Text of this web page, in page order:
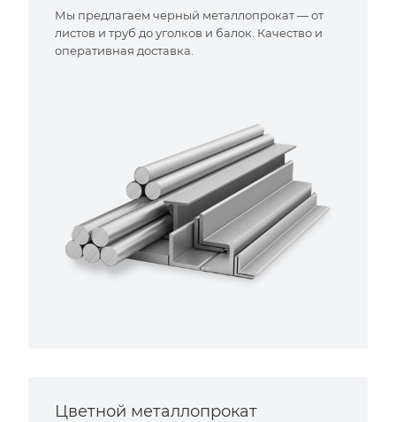
Мы предлагаем черный металлопрокат — от
листов и труб до уголков и балок. Качество и
оперативная доставка.
Цветной металлопрокат